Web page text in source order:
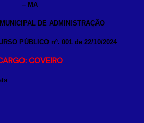
– MA
DE ADMINISTRAÇÃO
PÚBLICO nº. 001 de 22/10/2024
COVEIRO